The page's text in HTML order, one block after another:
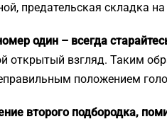
предательская складка
один – всегда
открытый взгляд. Таким
положением
второго подбородка,